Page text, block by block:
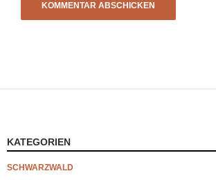
KATEGORIEN
SCHWARZWALD